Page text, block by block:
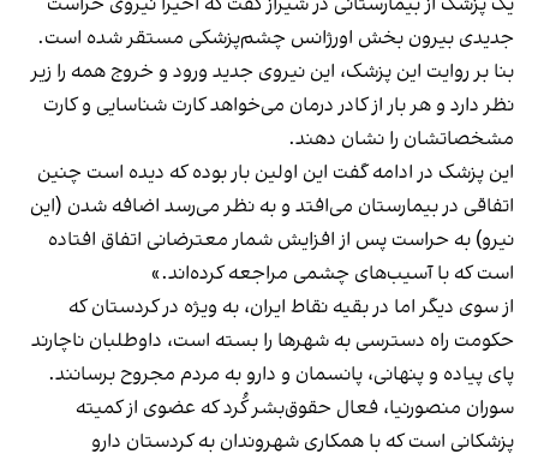
جدیدی بیرون بخش اورژانس چشم‌پزشکی مستقر شده است.
بنا بر روایت این پزشک، این نیروی جدید ورود و خروج همه را زیر
نظر دارد و هر بار از کادر درمان می‌خواهد کارت شناسایی و کارت
مشخصاتشان را نشان دهند.
این پزشک در ادامه گفت این اولین بار بوده که دیده است چنین
اتفاقی در بیمارستان می‌افتد و به نظر می‌رسد اضافه شدن (این
نیرو) به حراست پس از افزایش شمار معترضانی اتفاق افتاده
است که با آسیب‌های چشمی مراجعه کرده‌اند.»
از سوی دیگر اما در بقیه نقاط ایران، به‌ ویژه در کردستان که
حکومت راه دسترسی به شهرها را بسته است، داوطلبان ناچارند
پای پیاده و پنهانی، پانسمان و دارو به مردم مجروح برسانند.
سوران منصورنیا، فعال حقوق‌بشر کُرد که عضوی از کمیته‌
پزشکانی است که با همکاری شهروندان به کردستان دارو